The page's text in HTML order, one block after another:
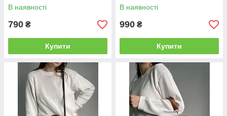
В наявності
790 ₴
Купити
В наявності
990 ₴
Купити